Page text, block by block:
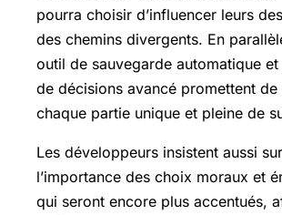
pourra choisir d’influencer leurs
des chemins divergents. En
outil de sauvegarde automatique et
de décisions avancé promettent de
chaque partie unique et pleine de
Les développeurs insistent aussi sur
l’importance des choix moraux et
qui seront encore plus accentués,